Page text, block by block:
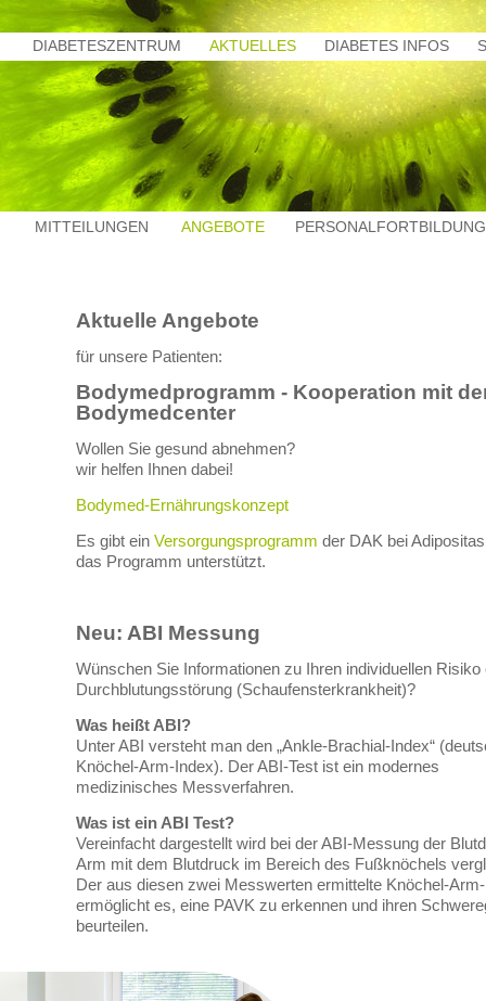
DIABETESZENTRUM AKTUELLES DIABETES INFOS
MITTEILUNGEN ANGEBOTE PERSONALFORTBILDUNG
Aktuelle Angebote
für unsere Patienten:
Bodymedprogramm - Kooperation mit
Bodymedcenter
Wollen Sie gesund abnehmen?
wir helfen Ihnen dabei!
Bodymed-Ernährungskonzept
Es gibt ein Versorgungsprogramm der DAK bei
das Programm unterstützt.
Neu: ABI Messung
Wünschen Sie Informationen zu Ihren individuellen Risiko
Durchblutungsstörung (Schaufensterkrankheit)?
Was heißt ABI?
Unter ABI versteht man den „Ankle-Brachial-Index“
Knöchel-Arm-Index). Der ABI-Test ist ein modernes
medizinisches Messverfahren.
Was ist ein ABI Test?
Vereinfacht dargestellt wird bei der ABI-Messung der
Arm mit dem Blutdruck im Bereich des Fußknöchels
Der aus diesen zwei Messwerten ermittelte Knöchel-
ermöglicht es, eine PAVK zu erkennen und ihren
beurteilen.